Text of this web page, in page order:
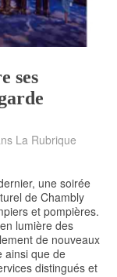
ses
La Rubrique
une soirée
de Chambly
et pompières.
lumière des
de nouveaux
ainsi que de
distingués et